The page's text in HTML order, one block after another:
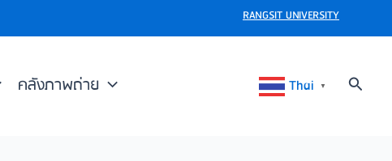
RANGSIT UNIVERSITY
คลังภาพถ่าย Thai ▼ Search